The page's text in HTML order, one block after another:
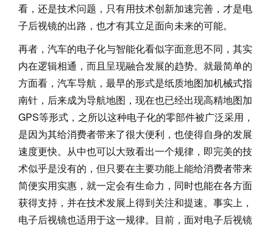
看，还是技术问题，只有用技术创新加速完善，才是电
子后视镜的出路，也才有其立足面向未来的可能。
再者，汽车的电子化与智能化看似字面意思不同，其实
内在逻辑相通，而且呈现融合发展的趋势。就最简单的
方面看，汽车导航，最早的形式是纸质地图加机械式指
南针，后来成为导航地图，现在也已经出现高精地图加
GPS等形式，之所以这种电子化的零部件被广泛采用，
是因为其给消费者带来了很大便利，也使得自身的发展
速度更快。从中也可以大致看出一个规律，即完美的技
术似乎是没有的，但只要在主要功能上能给消费者带来
简便实用实惠，就一定会有生命力，同时也能在各方面
获得支持，并在技术发展上得到关注和提速。事实上，
电子后视镜也适用于这一规律。目前，面对电子后视镜